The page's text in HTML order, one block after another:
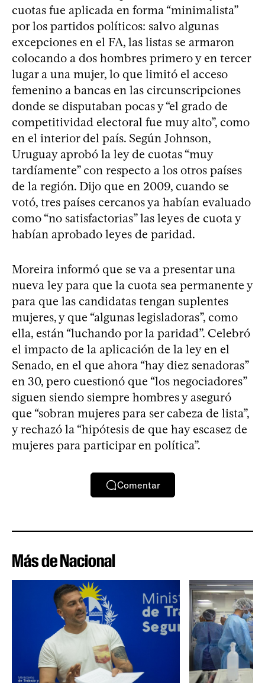
cuotas fue aplicada en forma “minimalista”
por los partidos políticos: salvo algunas
excepciones en el FA, las listas se armaron
colocando a dos hombres primero y en tercer
lugar a una mujer, lo que limitó el acceso
femenino a bancas en las circunscripciones
donde se disputaban pocas y “el grado de
competitividad electoral fue muy alto”, como
en el interior del país. Según Johnson,
Uruguay aprobó la ley de cuotas “muy
tardíamente” con respecto a los otros países
de la región. Dijo que en 2009, cuando se
votó, tres países cercanos ya habían evaluado
como “no satisfactorias” las leyes de cuota y
habían aprobado leyes de paridad.
Moreira informó que se va a presentar una
nueva ley para que la cuota sea permanente y
para que las candidatas tengan suplentes
mujeres, y que “algunas legisladoras”, como
ella, están “luchando por la paridad”. Celebró
el impacto de la aplicación de la ley en el
Senado, en el que ahora “hay diez senadoras”
en 30, pero cuestionó que “los negociadores”
siguen siendo siempre hombres y aseguró
que “sobran mujeres para ser cabeza de lista”,
y rechazó la “hipótesis de que hay escasez de
mujeres para participar en política”.
Comentar
Más de Nacional